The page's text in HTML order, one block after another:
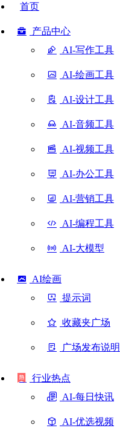
首页
产品中心
AI-写作工具
AI-绘画工具
AI-设计工具
AI-音频工具
AI-视频工具
AI-办公工具
AI-营销工具
AI-编程工具
AI-大模型
AI绘画
提示词
收藏夹广场
广场发布说明
行业热点
AI-每日快讯
AI-优选视频